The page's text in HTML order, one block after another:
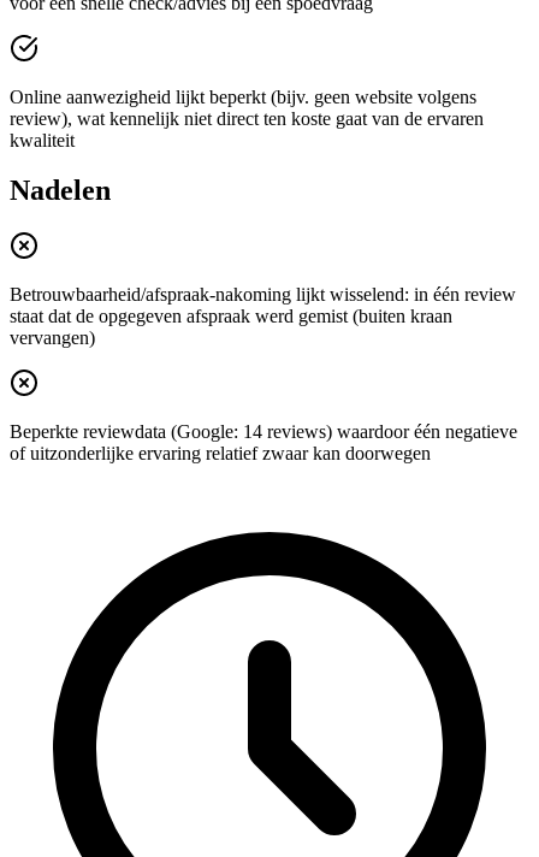
Online aanwezigheid lijkt beperkt (bijv. geen website volgens
review), wat kennelijk niet direct ten koste gaat van de ervaren
kwaliteit
Nadelen
Betrouwbaarheid/afspraak-nakoming lijkt wisselend: in één review
staat dat de opgegeven afspraak werd gemist (buiten kraan
vervangen)
Beperkte reviewdata (Google: 14 reviews) waardoor één negatieve
of uitzonderlijke ervaring relatief zwaar kan doorwegen